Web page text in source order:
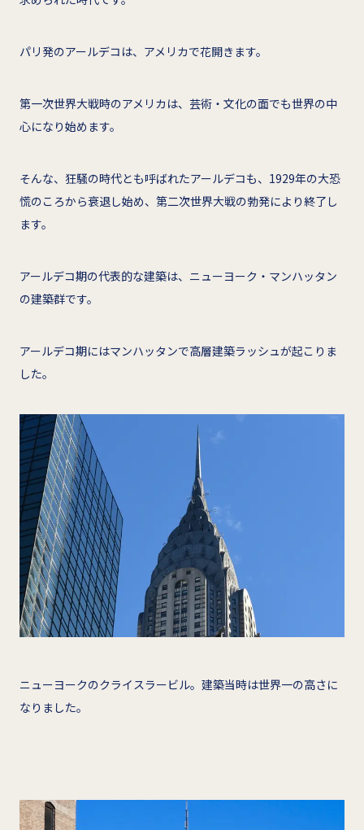
パリ発のアールデコは、アメリカで花開きます。
第一次世界大戦時のアメリカは、芸術・文化の面でも世界の中
心になり始めます。
そんな、狂騒の時代とも呼ばれたアールデコも、1929年の大恐
慌のころから衰退し始め、第二次世界大戦の勃発により終了し
ます。
アールデコ期の代表的な建築は、ニューヨーク・マンハッタン
の建築群です。
アールデコ期にはマンハッタンで高層建築ラッシュが起こりま
した。
ニューヨークのクライスラービル。建築当時は世界一の高さに
なりました。